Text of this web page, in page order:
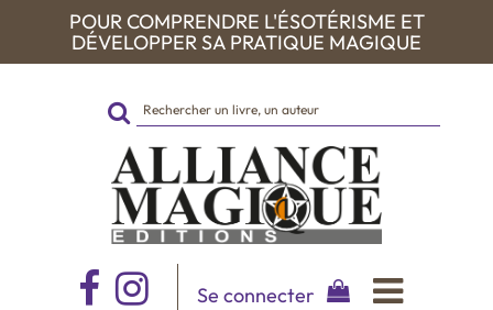
POUR COMPRENDRE L'ÉSOTÉRISME ET
DÉVELOPPER SA PRATIQUE MAGIQUE
Rechercher
sur
le
site
Se connecter